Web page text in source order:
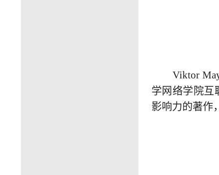
Viktor
学网络学院互
影响力的著作